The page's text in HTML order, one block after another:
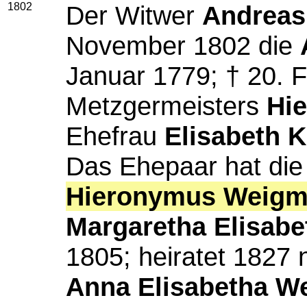
1802 Der Witwer
November 1802 die
Januar 1779; † 20.
Metzgermeisters
Ehefrau Elisabeth
Das Ehepaar hat
Hieronymus
Margaretha
1805; heiratet 1827
Anna Elisabetha